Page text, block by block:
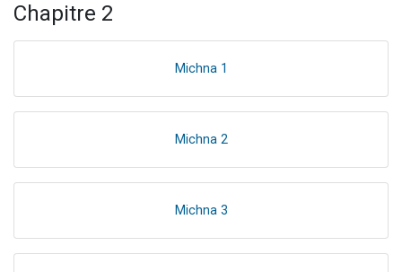
Chapitre 2
Michna 1
Michna 2
Michna 3